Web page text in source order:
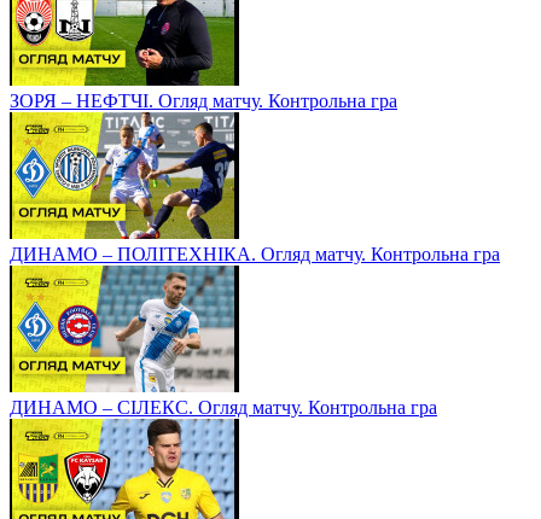
ЗОРЯ – НЕФТЧІ. Огляд матчу. Контрольна гра
ДИНАМО – ПОЛІТЕХНІКА. Огляд матчу. Контрольна гра
ДИНАМО – СІЛЕКС. Огляд матчу. Контрольна гра